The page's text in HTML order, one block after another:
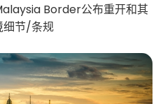
Border公布重开和其
细节/条规